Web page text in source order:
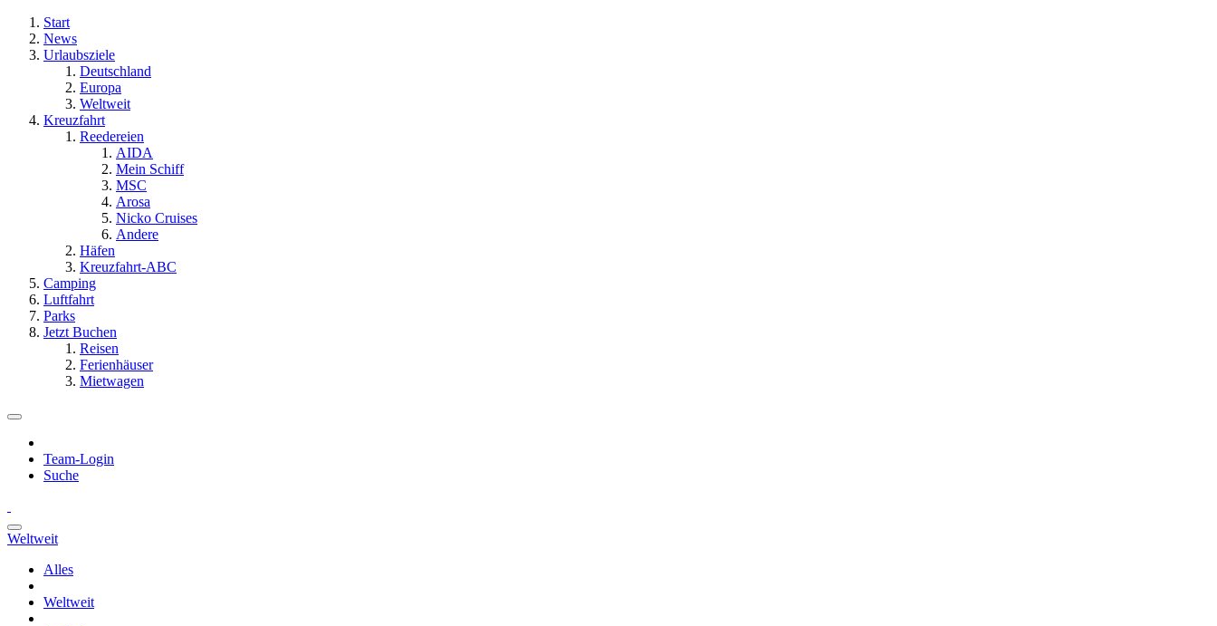
Start
News
Urlaubsziele
Deutschland
Europa
Weltweit
Kreuzfahrt
Reedereien
AIDA
Mein Schiff
MSC
Arosa
Nicko Cruises
Andere
Häfen
Kreuzfahrt-ABC
Camping
Luftfahrt
Parks
Jetzt Buchen
Reisen
Ferienhäuser
Mietwagen
Team-Login
Suche
Weltweit
Alles
Weltweit